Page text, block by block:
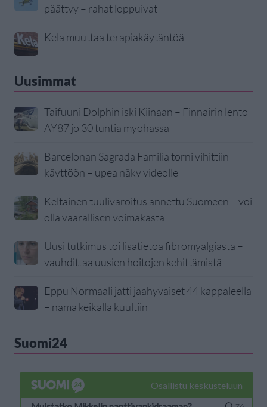
päättyy – rahat loppuivat
Kela muuttaa terapiakäytäntöä
Uusimmat
Taifuuni Dolphin iski Kiinaan – Finnairin lento
AY87 jo 30 tuntia myöhässä
Barcelonan Sagrada Familia torni vihittiin
käyttöön – upea näky videolle
Keltainen tuulivaroitus annettu Suomeen – voi
olla vaarallisen voimakasta
Uusi tutkimus toi lisätietoa fibromyalgiasta –
vauhdittaa uusien hoitojen kehittämistä
Eppu Normaali jätti jäähyväiset 44 kappaleella
– nämä keikalla kuultiin
Suomi24